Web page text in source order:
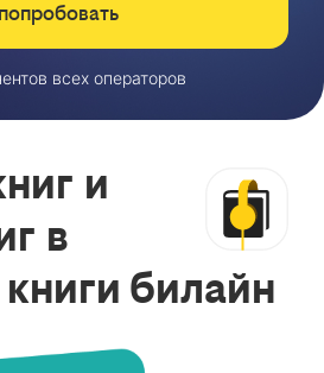
попробовать
всех операторов
и
в
билайн